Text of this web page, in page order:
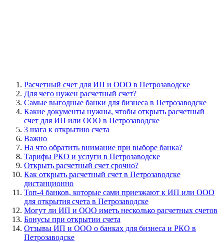
Расчетный счет для ИП и ООО в Петрозаводске
Для чего нужен расчетный счет?
Самые выгодные банки для бизнеса в Петрозаводске
Какие документы нужны, чтобы открыть расчетный
счет для ИП или ООО в Петрозаводске
3 шага к открытию счета
Важно
На что обратить внимание при выборе банка?
Тарифы РКО и услуги в Петрозаводске
Открыть расчетный счет срочно?
Как открыть расчетный счет в Петрозаводске
дистанционно
Топ-4 банков, которые сами приезжают к ИП или ООО
для открытия счета в Петрозаводске
Могут ли ИП и ООО иметь несколько расчетных счетов
Бонусы при открытии счета
Отзывы ИП и ООО о банках для бизнеса и РКО в
Петрозаводске